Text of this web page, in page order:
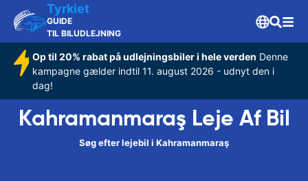
Tyrkiet
GUIDE
TIL BILUDLEJNING
Op til 20% rabat på udlejningsbiler i hele verden Denne
kampagne gælder indtil 11. august 2026 - udnyt den i
dag!
Kahramanmaraş Leje Af Bil
Søg efter lejebil i Kahramanmaraş